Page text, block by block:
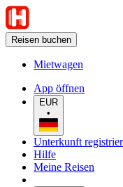
Reisen buchen
Mietwagen
App öffnen
EUR
•
Unterkunft
Hilfe
Meine Reisen